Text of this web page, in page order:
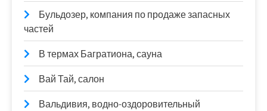
Бульдозер, компания по продаже запасных
частей
В термах Багратиона, сауна
Вай Тай, салон
Вальдивия, водно-оздоровительный